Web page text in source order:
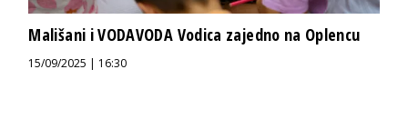
Mališani i VODAVODA Vodica zajedno na Oplencu
15/09/2025 | 16:30